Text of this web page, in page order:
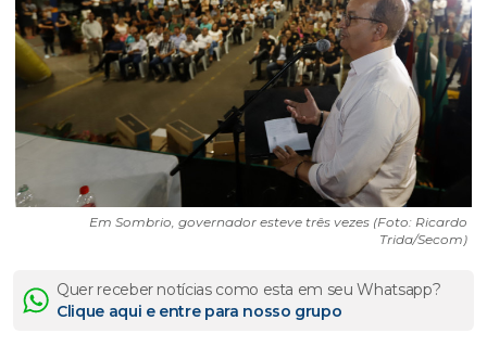
Em Sombrio, governador esteve três vezes (Foto: Ricardo
Trida/Secom)
Quer receber notícias como esta em seu Whatsapp?
Clique aqui e entre para nosso grupo